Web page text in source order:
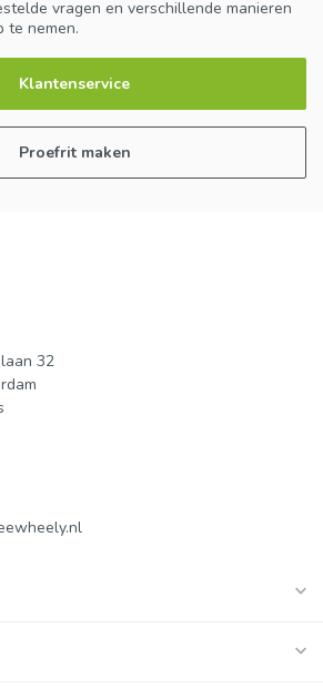
vragen en verschillende manieren
te nemen.
Klantenservice
Proefrit maken
32